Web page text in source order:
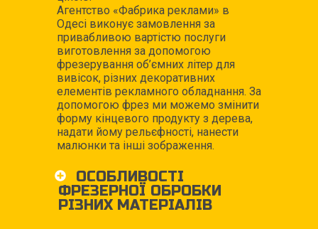
Агентство «Фабрика реклами» в
Одесі виконує замовлення за
привабливою вартістю послуги
виготовлення за допомогою
фрезерування об’ємних літер для
вивісок, різних декоративних
елементів рекламного обладнання. За
допомогою фрез ми можемо змінити
форму кінцевого продукту з дерева,
надати йому рельєфності, нанести
малюнки та інші зображення.
ОСОБЛИВОСТІ
ФРЕЗЕРНОЇ ОБРОБКИ
РІЗНИХ МАТЕРІАЛІВ